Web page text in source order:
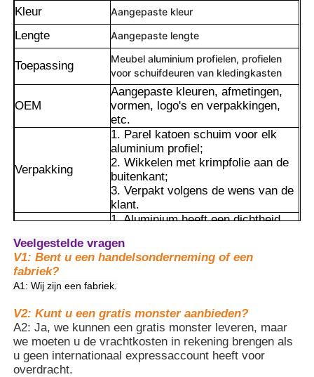
Thuis
Producten
Over ons
Fabriekstocht
Kleur Aangepaste kleur
Lengte Aangepaste lengte
Toepassing
Meubel aluminium profielen, profielen
voor schuifdeuren van kledingkasten
OEM
Aangepaste kleuren, afmetingen,
vormen, logo's en verpakkingen,
etc.
Verpakking
1. Parel katoen schuim voor elk
aluminium profiel;
2. Wikkelen met krimpfolie aan de
buitenkant;
3. Verpakt volgens de wens van de
klant.
1. Aluminium heeft een dichtheid
van staal, maar de sterkte kan 200-
300 mpa bereiken. Het is
gewicht te dragen, waardoor het
apparatuur te verminderen zonder
de stabiliteit te beïnvloeden.
2. Het modulaire en
gestandaardiseerde sleufontwerp
Veelgestelde vragen
V1: Bent u een handelsonderneming of een
fabriek?
A1: Wij zijn een fabriek.
V2: Kunt u een gratis monster aanbieden?
A2: Ja, we kunnen een gratis monster leveren, maar
we moeten u de vrachtkosten in rekening brengen als
u geen internationaal expressaccount heeft voor
overdracht.